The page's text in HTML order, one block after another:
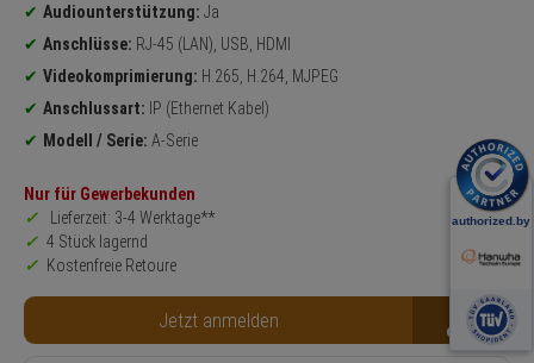
Audiounterstützung: Ja
Anschlüsse: RJ-45 (LAN), USB, HDMI
Videokomprimierung: H.265, H.264, MJPEG
Anschlussart: IP (Ethernet Kabel)
Modell / Serie: A-Serie
Nur für Gewerbekunden
Lieferzeit: 3-4 Werktage**
4 Stück lagernd
Kostenfreie Retoure
Jetzt anmelden B2B